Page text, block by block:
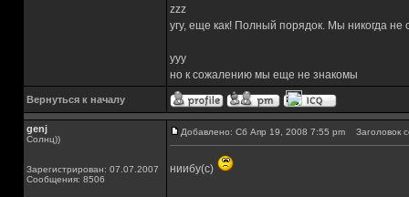
zzz
угу, еще как! Полный порядок. Мы никогда
yyy
но к сожалению мы еще не знакомы
Вернуться к началу
genj
Солнц))
Зарегистрирован: 07.07.2007
Сообщения: 8506
Добавлено: Сб Апр 19, 2008 7:55 pm Заголовок
ниибу(с)